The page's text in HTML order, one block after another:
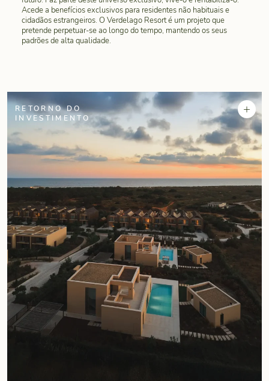
Acede a benefícios exclusivos para residentes não habituais e
cidadãos estrangeiros. O Verdelago Resort é um projeto que
pretende perpetuar-se ao longo do tempo, mantendo os seus
padrões de alta qualidade.
RETORNO DO
INVESTIMENTO
+